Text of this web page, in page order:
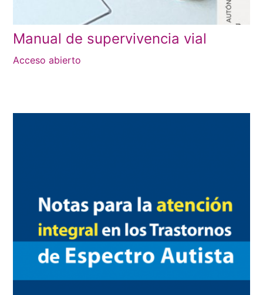
Manual de supervivencia vial
Acceso abierto